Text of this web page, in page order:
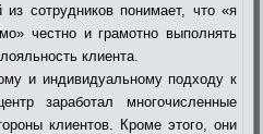
сотрудников понимает, что «я
честно и грамотно выполнять
клиента.
и индивидуальному подходу к
заработал многочисленные
клиентов. Кроме этого, они